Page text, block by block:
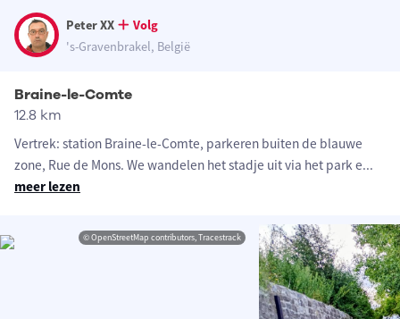
Peter XX
Volg
's-Gravenbrakel, België
Braine-le-Comte
12.8 km
Vertrek: station Braine-le-Comte, parkeren buiten de blauwe
zone, Rue de Mons. We wandelen het stadje uit via het park e...
meer lezen
© OpenStreetMap contributors, Tracestrack